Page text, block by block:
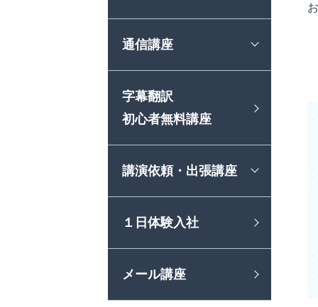
通信講座
字幕翻訳
初心者無料講座
講演依頼・出張講座
１日体験入社
メール講座